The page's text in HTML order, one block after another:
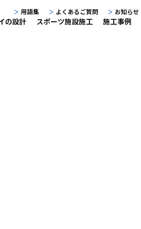
の設計 スポーツ施設施工 施工事例
用語集 よくあるご質問 お知らせ